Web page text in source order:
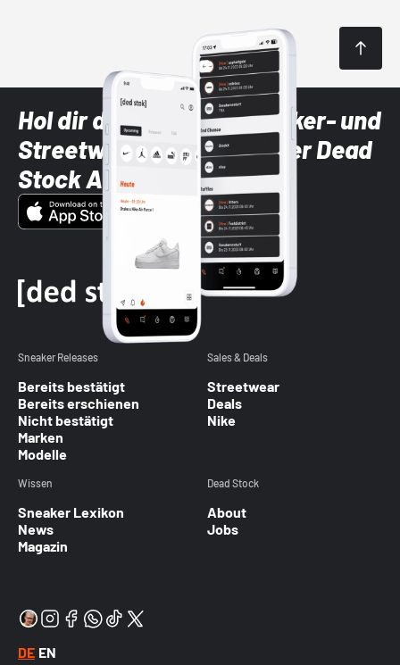
Hol dir die neuesten Sneaker- und
Streetwear-Brands mit der Dead
Stock App
Sneaker Releases
Bereits bestätigt
Bereits erschienen
Nicht bestätigt
Marken
Modelle
Sales & Deals
Streetwear
Deals
Nike
Wissen
Sneaker Lexikon
News
Magazin
Dead Stock
About
Jobs
DE EN